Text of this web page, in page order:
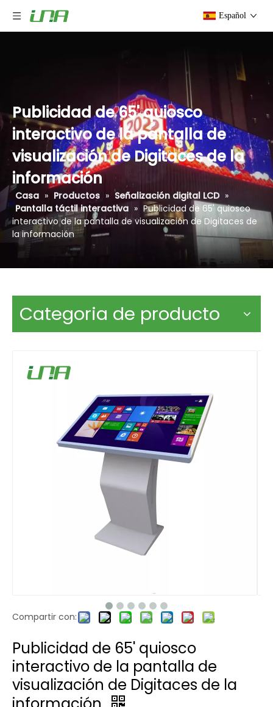
Español
Publicidad de 65' quiosco
interactivo de la pantalla de
visualización de Digitaces de la
información
Casa » Productos » Señalización digital LCD »
Pantalla táctil interactiva » Publicidad de 65' quiosco
interactivo de la pantalla de visualización de Digitaces de
la información
Categoria de producto
Compartir con:
Publicidad de 65' quiosco
interactivo de la pantalla de
visualización de Digitaces de la